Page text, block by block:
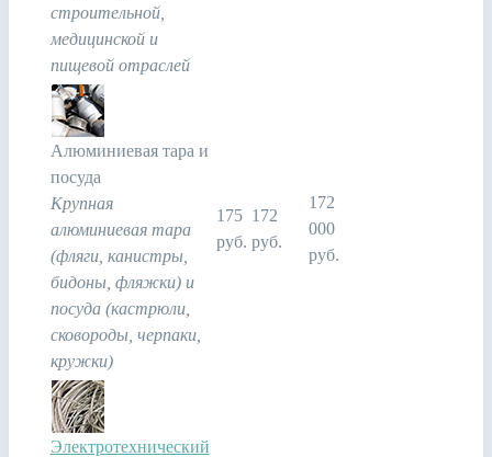
строительной,
медицинской и
пищевой отраслей
Алюминиевая тара и
посуда
Крупная
алюминиевая тара
(фляги, канистры,
бидоны, фляжки) и
посуда (кастрюли,
сковороды, черпаки,
кружки)
175
руб.
172
руб.
172
000
руб.
Электротехнический